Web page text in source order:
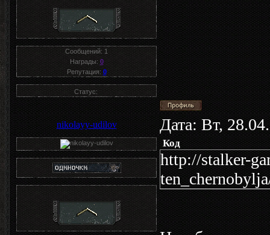
Сообщений: 1
Награды: 0
Репутация: 0
Статус:
nikolayy-udilov Дата: Вт,
Код
http://stalker-